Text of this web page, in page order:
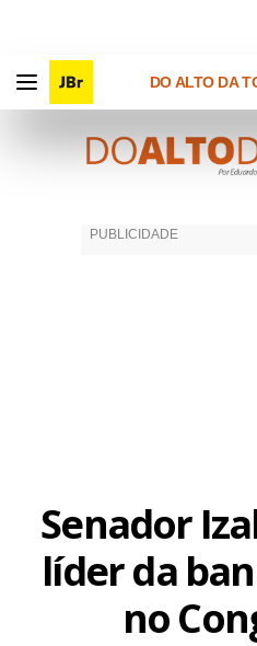
DO ALTO DA
Senador
líder da
no